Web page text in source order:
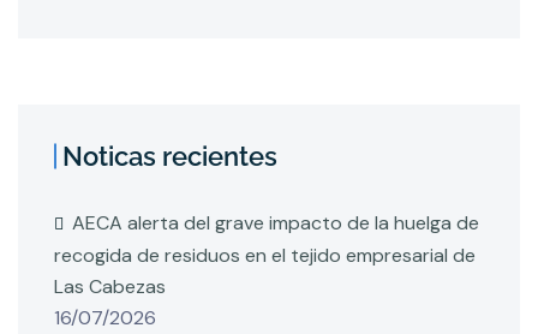
Noticas recientes
AECA alerta del grave impacto de la huelga de
recogida de residuos en el tejido empresarial de
Las Cabezas
16/07/2026